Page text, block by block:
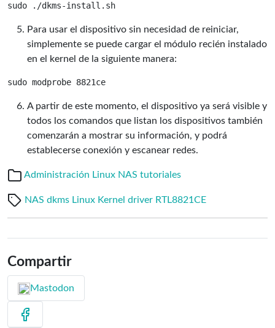
Para usar el dispositivo sin necesidad de reiniciar,
simplemente se puede cargar el módulo recién instalado
en el kernel de la siguiente manera:
A partir de este momento, el dispositivo ya será visible y
todos los comandos que listan los dispositivos también
comenzarán a mostrar su información, y podrá
establecerse conexión y escanear redes.
Administración Linux NAS tutoriales
NAS dkms Linux Kernel driver RTL8821CE
Compartir
Mastodon